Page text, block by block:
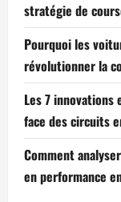
stratégie de
Pourquoi les
révolutionner la
Les 7
face des circuits
Comment
en performance